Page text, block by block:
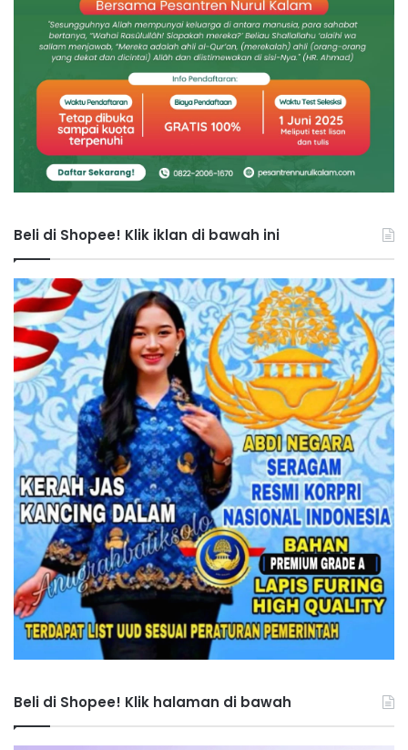
Beli di Shopee! Klik iklan di bawah ini
Beli di Shopee! Klik halaman di bawah